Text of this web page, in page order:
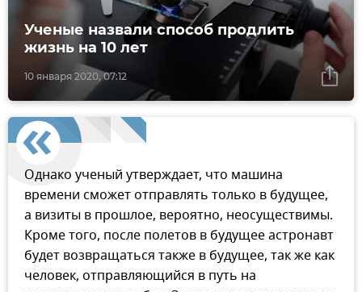
10 января 2020, 07:12
Ученые назвали способ продлить
жизнь на 10 лет
Однако ученый утверждает, что машина
времени сможет отправлять только в будущее,
а визиты в прошлое, вероятно, неосуществимы.
Кроме того, после полетов в будущее астронавт
будет возвращаться также в будущее, так же как
человек, отправляющийся в путь на